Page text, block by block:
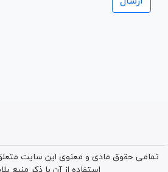
تمامی حقوق مادی و معنوی این سایت
استفاده از آن با ذکر منبع